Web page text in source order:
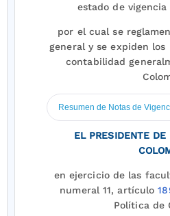
estado de
por el cual se
general y se expiden
contabilidad
Resumen de Notas de
EL PRESIDENTE
en ejercicio de las
numeral 11, artículo
Política de